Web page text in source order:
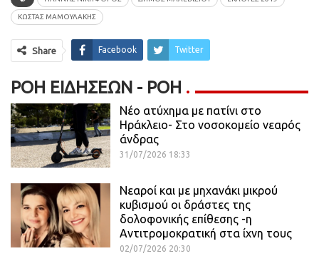
ΚΩΣΤΑΣ ΜΑΜΟΥΛΑΚΗΣ
Share Facebook Twitter
ΡΟΉ ΕΙΔΉΣΕΩΝ - ΡΟΗ
Νέο ατύχημα με πατίνι στο
Ηράκλειο- Στο νοσοκομείο νεαρός
άνδρας
31/07/2026 18:33
Νεαροί και με μηχανάκι μικρού
κυβισμού οι δράστες της
δολοφονικής επίθεσης -η
Αντιτρομοκρατική στα ίχνη τους
02/07/2026 20:30